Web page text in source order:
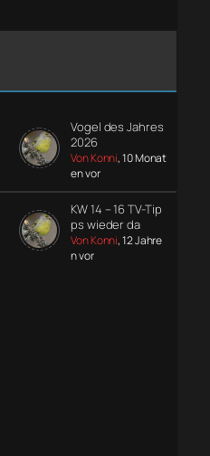
Vogel des Jahres
2026
Von Konni, 10 Monat
en vor
KW 14 – 16 TV-Tip
ps wieder da
Von Konni, 12 Jahre
n vor